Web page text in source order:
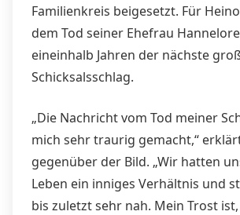
Familienkreis beigesetzt. Für
dem Tod seiner Ehefrau
eineinhalb Jahren der nächste
Schicksalsschlag.
„Die Nachricht vom Tod meiner
mich sehr traurig gemacht,“
gegenüber der Bild. „Wir hatten
Leben ein inniges Verhältnis und
bis zuletzt sehr nah. Mein Trost